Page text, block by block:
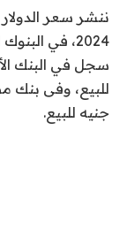
2024، في
جنيه للبيع.